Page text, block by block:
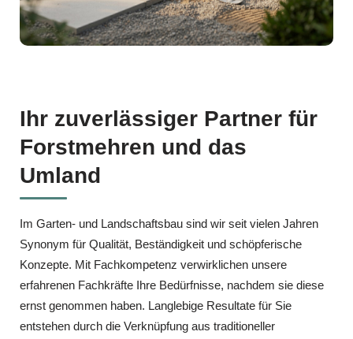
Ihr zuverlässiger Partner für
Forstmehren und das
Umland
Im Garten‑ und Landschaftsbau sind wir seit vielen Jahren
Synonym für Qualität, Beständigkeit und schöpferische
Konzepte. Mit Fachkompetenz verwirklichen unsere
erfahrenen Fachkräfte Ihre Bedürfnisse, nachdem sie diese
ernst genommen haben. Langlebige Resultate für Sie
entstehen durch die Verknüpfung aus traditioneller